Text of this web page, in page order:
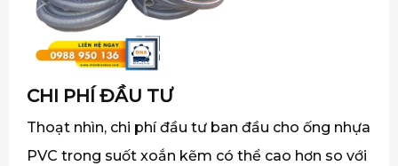
CHI PHÍ ĐẦU TƯ
Thoạt nhìn, chi phí đầu tư ban đầu cho ống nhựa
PVC trong suốt xoắn kẽm có thể cao hơn so với